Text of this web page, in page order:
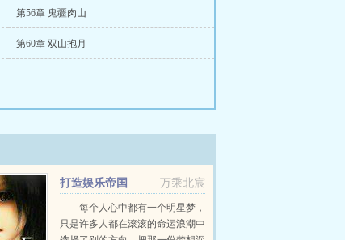
第56章 鬼疆肉山
第60章 双山抱月
万乘北宸
打造娱乐帝国
每个人心中都有一个明星梦，
只是许多人都在滚滚的命运浪潮中